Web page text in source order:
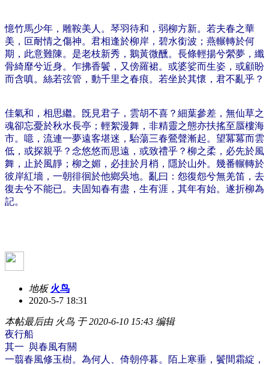
憶竹馬少年，雕鞍美人。琴羽待和，弱柳方新。若夫春之華
美，叵耐情之傷神。君相逢於柳岸，碧水銜波；燕輾轉於何
期，此意難陳。是老枝新秀，鵝黃微醺。長條輕揚兮縈夢，纖
骨綺靡兮近身。乍拂香鬢，又傍羅裙。或婆娑而生姿，或顧盼
而含嗔。絲若弦管，動千里之春痕。若坐於其懷，君不亂乎？
佳氣和，相思繼。旣見君子，雲胡不喜？細葉參差，無仙草之
魂卻忘憂於秋水長亭；輕絮漫舞，非精靈之態亦扶搖至蜃樓海
市。噫，流連一夢遠客堪迷，駘蕩三春鶯聲漸起。望冪冪而雲
低，或探親乎？念悠悠而思遠，或致禮乎？柳之柔，必先於風
舞，止於風靜；柳之媚，必挂於月梢，隱於山外。幾番輾轉於
彼岸紅墻，一朝徘徊於他鄉吳地。亂曰：怨復怨兮無羌笛，去
復去兮不能已。夫固知春有盡，生有涯，其年有始。遂折柳為
記。
地板 火鸟
2020-5-7 18:31
本帖最后由 火鸟 于 2020-6-10 15:43 编辑
夜行船
其一 與春風有關
一翦春風修玉樹。為何人、倚朝停暮。陌上寒垂，鬢間霜綻，